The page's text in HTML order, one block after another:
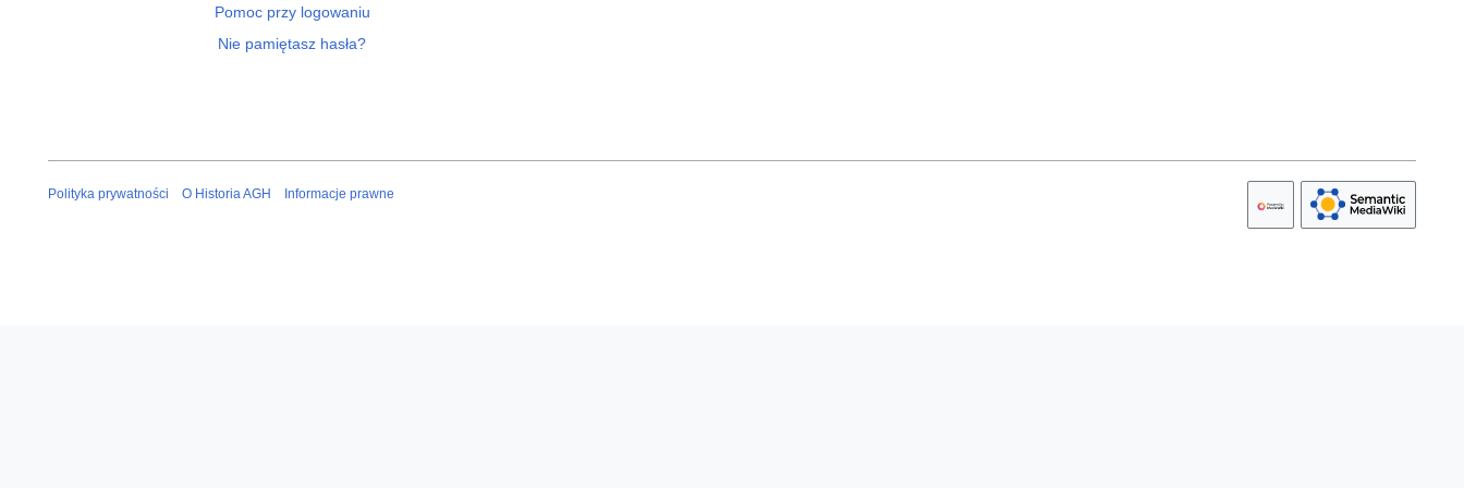
Pomoc przy logowaniu
Nie pamiętasz hasła?
Polityka prywatności O Historia AGH Informacje prawne